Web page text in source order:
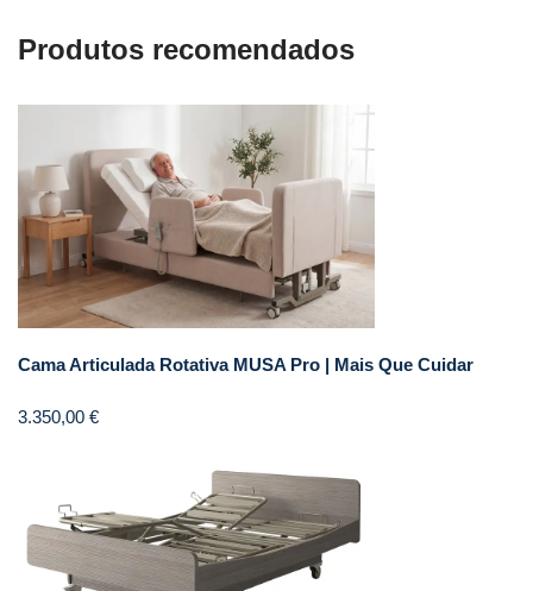
Produtos recomendados
Cama Articulada Rotativa MUSA Pro | Mais Que Cuidar
3.350,00 €